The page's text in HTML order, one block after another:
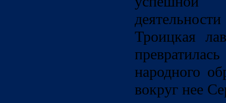
Троицкая
народного
вокруг нее